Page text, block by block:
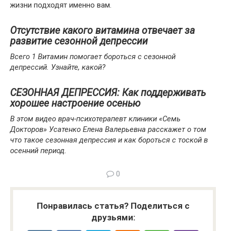
жизни подходят именно вам.
Отсутствие какого витамина отвечает за
развитие сезонной депрессии
Всего 1 Витамин помогает бороться с сезонной
депрессий. Узнайте, какой?
СЕЗОННАЯ ДЕПРЕССИЯ: Как поддерживать
хорошее настроение осенью
В этом видео врач-психотерапевт клиники «Семь
Докторов» Усатенко Елена Валерьевна расскажет о том
что такое сезонная депрессия и как бороться с тоской в
осенний период.
0
Понравилась статья? Поделиться с
друзьями: